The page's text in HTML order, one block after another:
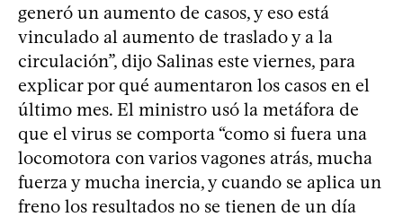
generó un aumento de casos, y eso está
vinculado al aumento de traslado y a la
circulación”, dijo Salinas este viernes, para
explicar por qué aumentaron los casos en el
último mes. El ministro usó la metáfora de
que el virus se comporta “como si fuera una
locomotora con varios vagones atrás, mucha
fuerza y mucha inercia, y cuando se aplica un
freno los resultados no se tienen de un día